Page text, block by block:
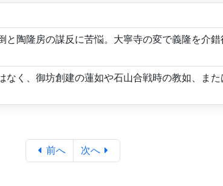
陶隆房の謀反に苦悩。大寧寺の変で義隆を介
く、御坊創建の蓮如や石山合戦時の教如、ま
前へ 次へ